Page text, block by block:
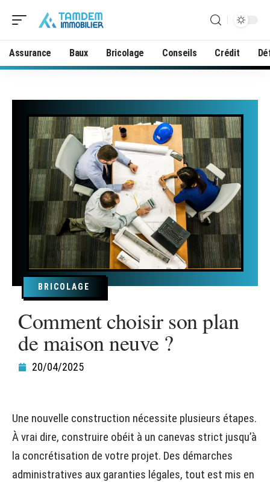
Assurance Baux Bricolage Conseils Crédit
BRICOLAGE
Comment choisir son plan
de maison neuve ?
20/04/2025
Une nouvelle construction nécessite plusieurs étapes.
À vrai dire, construire obéit à un canevas strict jusqu’à
la concrétisation de votre projet. Des démarches
administratives aux garanties légales, tout est mis en